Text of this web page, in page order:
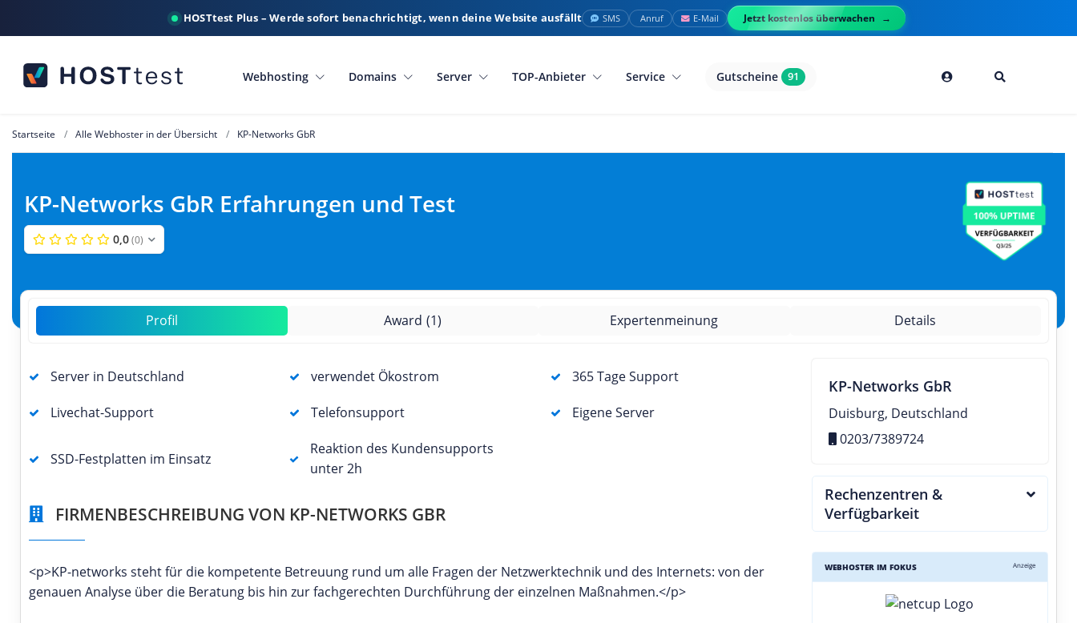
HOSTtest Plus – Werde sofort benachrichtigt, wenn deine Website ausfällt SMS Anruf E-Mail Jetzt kostenlos überwachen
Webhosting Domains Server TOP-Anbieter Service Gutscheine 91
Startseite Alle Webhoster in der Übersicht KP-Networks GbR
KP-Networks GbR Erfahrungen und Test
0,0 (0)
Profil Award (1) Expertenmeinung Details
Server in Deutschland verwendet Ökostrom 365 Tage Support
Livechat-Support Telefonsupport Eigene Server
SSD-Festplatten im Einsatz
Reaktion des Kundensupports
unter 2h
FIRMENBESCHREIBUNG VON KP-NETWORKS GBR
<p>KP-networks steht für die kompetente Betreuung rund um alle Fragen der Netzwerktechnik und des Internets: von der
genauen Analyse über die Beratung bis hin zur fachgerechten Durchführung der einzelnen Maßnahmen.</p>
KP-Networks GbR
Duisburg, Deutschland
0203/7389724
Rechenzentren &
Verfügbarkeit
WEBHOSTER IM FOKUS Anzeige